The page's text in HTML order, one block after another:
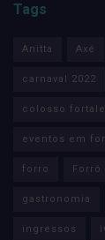
Tags
Anitta Axé
carnaval 2022
colosso
eventos em
forro Forró
gastronomia
ingressos